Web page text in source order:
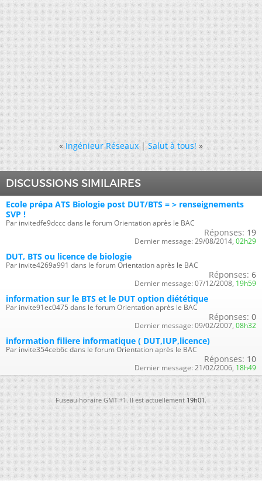
« Ingénieur Réseaux|Salut à tous! »
DISCUSSIONS SIMILAIRES
Ecole prépa ATS Biologie post DUT/BTS = > renseignements
SVP !
Par invitedfe9dccc dans le forum Orientation après le BAC
Réponses: 19
Dernier message: 29/08/2014, 02h29
DUT, BTS ou licence de biologie
Par invite4269a991 dans le forum Orientation après le BAC
Réponses: 6
Dernier message: 07/12/2008, 19h59
information sur le BTS et le DUT option diététique
Par invite91ec0475 dans le forum Orientation après le BAC
Réponses: 0
Dernier message: 09/02/2007, 08h32
information filiere informatique ( DUT,IUP,licence)
Par invite354ceb6c dans le forum Orientation après le BAC
Réponses: 10
Dernier message: 21/02/2006, 18h49
Fuseau horaire GMT +1. Il est actuellement19h01.